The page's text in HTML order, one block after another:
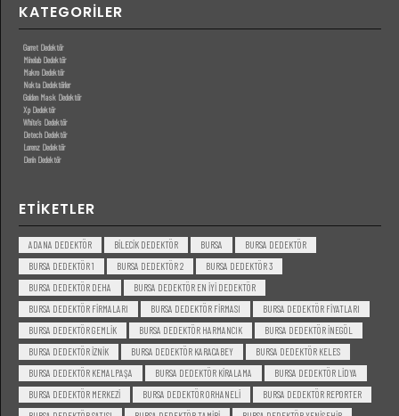
KATEGORILER
Garret Dedektör
Minelab Dedektör
Makro Dedektör
Nokta Dedektörler
Golden Mask Dedektör
Xp Dedektör
White’s Dedektör
Detech Dedektör
Lorenz Dedektör
Derin Dedektör
ETIKETLER
ADANA DEDEKTÖR BILECIK DEDEKTÖR BURSA
BURSA DEDEKTÖR
BURSA DEDEKTÖR 1
BURSA DEDEKTÖR 2
BURSA DEDEKTÖR 3
BURSA DEDEKTÖR DEHA
BURSA DEDEKTÖR EN IYI DEDEKTÖR
BURSA DEDEKTÖR FIRMALARI
BURSA DEDEKTÖR FIRMASI
BURSA DEDEKTÖR FIYATLARI
BURSA DEDEKTÖR GEMLIK
BURSA DEDEKTÖR HARMANCIK
BURSA DEDEKTÖR INEGÖL
BURSA DEDEKTÖR IZNIK
BURSA DEDEKTÖR KARACABEY
BURSA DEDEKTÖR KELES
BURSA DEDEKTÖR KEMALPAŞA
BURSA DEDEKTÖR KIRALAMA
BURSA DEDEKTÖR LIDYA
BURSA DEDEKTÖR MERKEZI
BURSA DEDEKTÖR ORHANELI
BURSA DEDEKTÖR REPORTER